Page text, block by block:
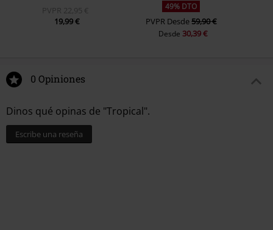
PVPR 22,95 €
19,99 €
49% DTO
PVPR Desde59,90 €
Desde 30,39 €
0 Opiniones
Dinos qué opinas de "Tropical".
Escribe una reseña